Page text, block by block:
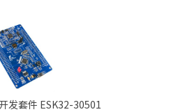
发套件 ESK32-30501